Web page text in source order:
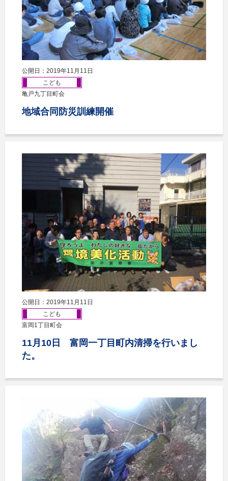
公開日：2019年11月11日
こども
亀戸九丁目町会
地域合同防災訓練開催
公開日：2019年11月11日
こども
富岡1丁目町会
11月10日 富岡一丁目町内清掃を行いまし
た。